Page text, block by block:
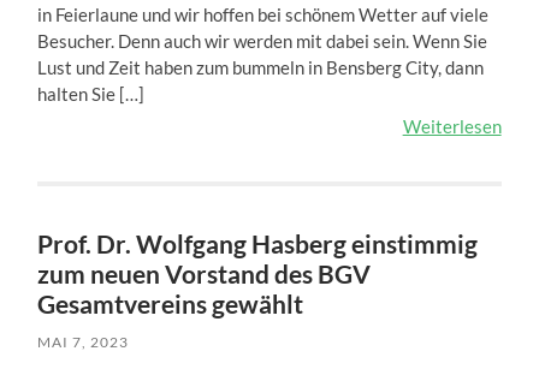
in Feierlaune und wir hoffen bei schönem Wetter auf viele
Besucher. Denn auch wir werden mit dabei sein. Wenn Sie
Lust und Zeit haben zum bummeln in Bensberg City, dann
halten Sie […]
Weiterlesen
Prof. Dr. Wolfgang Hasberg einstimmig
zum neuen Vorstand des BGV
Gesamtvereins gewählt
MAI 7, 2023